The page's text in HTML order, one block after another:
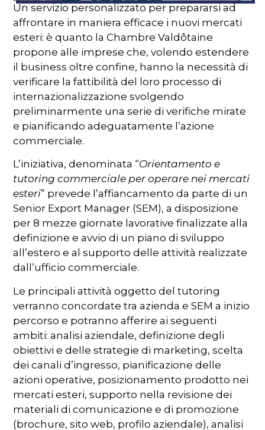
Un servizio personalizzato per prepararsi ad
affrontare in maniera efficace i nuovi mercati
esteri: è quanto la Chambre Valdôtaine
propone alle imprese che, volendo estendere
il business oltre confine, hanno la necessità di
verificare la fattibilità del loro processo di
internazionalizzazione svolgendo
preliminarmente una serie di verifiche mirate
e pianificando adeguatamente l’azione
commerciale.
L’iniziativa, denominata “Orientamento e
tutoring commerciale per operare nei mercati
esteri” prevede l’affiancamento da parte di un
Senior Export Manager (SEM), a disposizione
per 8 mezze giornate lavorative finalizzate alla
definizione e avvio di un piano di sviluppo
all’estero e al supporto delle attività realizzate
dall’ufficio commerciale.
Le principali attività oggetto del tutoring
verranno concordate tra azienda e SEM a inizio
percorso e potranno afferire ai seguenti
ambiti: analisi aziendale, definizione degli
obiettivi e delle strategie di marketing, scelta
dei canali d’ingresso, pianificazione delle
azioni operative, posizionamento prodotto nei
mercati esteri, supporto nella revisione dei
materiali di comunicazione e di promozione
(brochure, sito web, profilo aziendale), analisi